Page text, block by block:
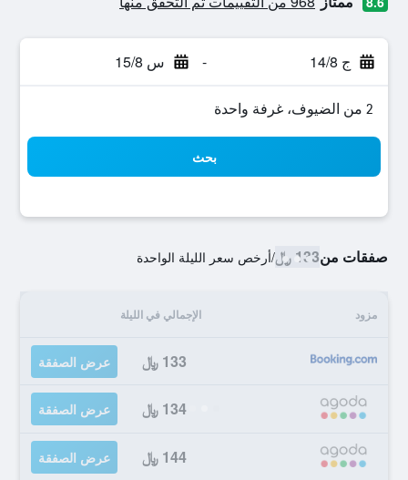
ج 14/8 - س 15/8
2 من الضيوف، غرفة واحدة
بحث
صفقات من133 ﷼ /أرخص سعر الليلة الواحدة
مزود الإجمالي في الليلة
133 ﷼ عرض الصفقة
134 ﷼ عرض الصفقة
144 ﷼ عرض الصفقة